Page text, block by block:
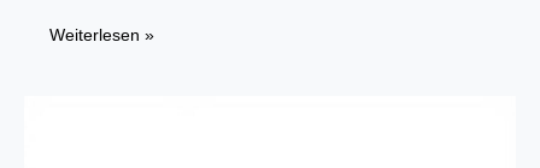
Nordrhein-
Weiterlesen »